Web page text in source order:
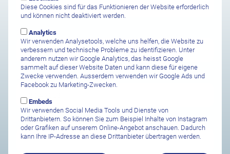
Safari Abreise
Safari Ankunft
Anzahl Personen
Diese Cookies sind für das Funktionieren der Website erforderlich
und können nicht deaktiviert werden.
Analytics
Wir verwenden Analysetools, welche uns helfen, die Website zu
verbessern und technische Probleme zu identifizieren. Unter
anderem nutzen wir Google Analytics, das heisst Google
sammelt auf dieser Website Daten und kann diese für eigene
Zwecke verwenden. Ausserdem verwenden wir Google Ads und
Facebook zu Marketing-Zwecken.
Embeds
Wir verwenden Social Media Tools und Dienste von
Drittanbietern. So können Sie zum Beispiel Inhalte von Instagram
oder Grafiken auf unserem Online-Angebot anschauen. Dadurch
kann Ihre IP-Adresse an diese Drittanbieter übertragen werden.